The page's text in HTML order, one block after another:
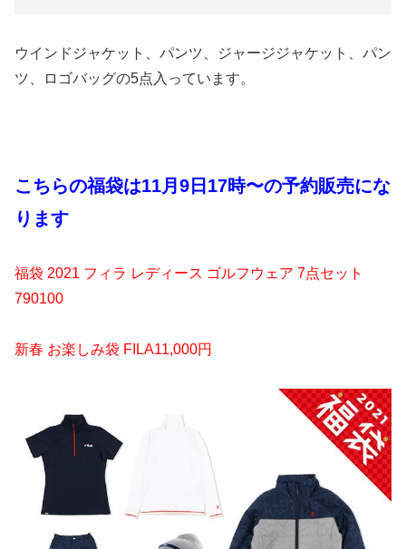
ウインドジャケット、パンツ、ジャージジャケット、パン
ツ、ロゴバッグの5点入っています。
こちらの福袋は11月9日17時〜の予約販売にな
ります
福袋 2021 フィラ レディース ゴルフウェア 7点セット
790100
新春 お楽しみ袋 FILA11,000円